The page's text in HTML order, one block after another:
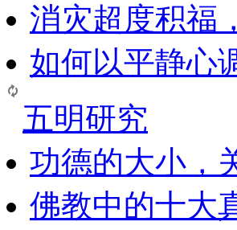
消灾超度积福
如何以平静心
五明研究
功德的大小，
佛教中的十大